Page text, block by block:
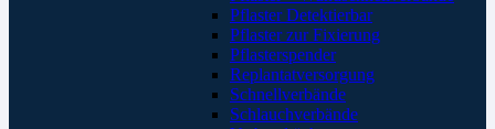
Pflaster Detektierbar
Pflaster zur Fixierung
Pflasterspender
Replantatversorgung
Schnellverbände
Schlauchverbände